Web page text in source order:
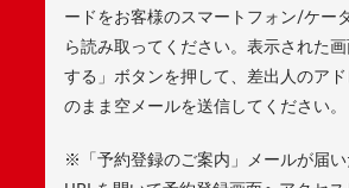
ードをお客様のスマートフォン/ケー
ら読み取ってください。表示された
する」ボタンを押して、差出人のア
のまま空メールを送信してください。
※「予約登録のご案内」メールが届